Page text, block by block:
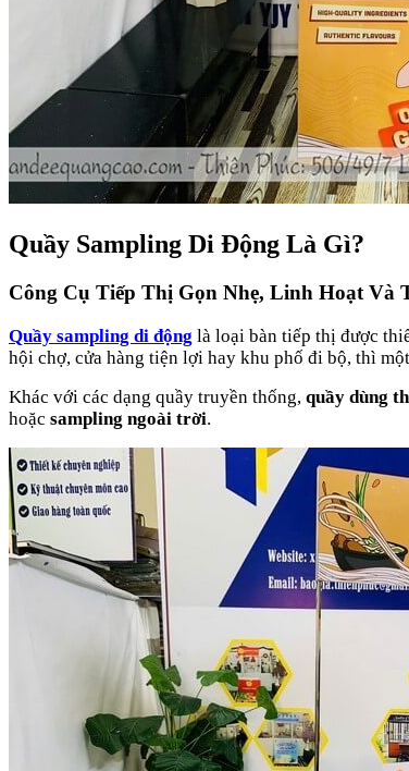
Quầy Sampling Di Động Là Gì?
Công Cụ Tiếp Thị Gọn Nhẹ, Linh Hoạt Và
Quầy sampling di động là loại bàn tiếp thị được
hội chợ, cửa hàng tiện lợi hay khu phố đi bộ, thì một
Khác với các dạng quầy truyền thống, quầy dùng
hoặc sampling ngoài trời.